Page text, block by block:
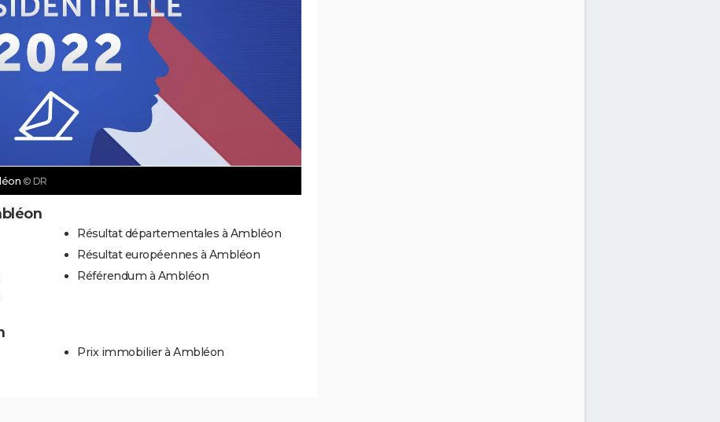
© DR
Résultat départementales à Ambléon
Résultat européennes à Ambléon
Référendum à Ambléon
Prix immobilier à Ambléon